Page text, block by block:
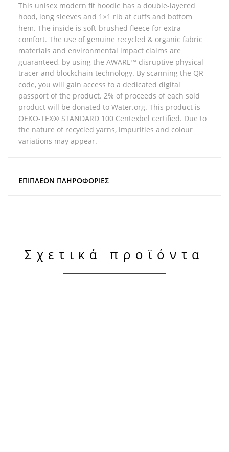
This unisex modern fit hoodie has a double-layered
hood, long sleeves and 1×1 rib at cuffs and bottom
hem. The inside is soft-brushed fleece for extra
comfort. The use of genuine recycled & organic fabric
materials and environmental impact claims are
guaranteed, by using the AWARE™ disruptive physical
tracer and blockchain technology. By scanning the QR
code, you will gain access to a dedicated digital
passport of the product. 2% of proceeds of each sold
product will be donated to Water.org. This product is
OEKO-TEX® STANDARD 100 Centexbel certified. Due to
the nature of recycled yarns, impurities and colour
variations may appear.
ΕΠΙΠΛΈΟΝ ΠΛΗΡΟΦΟΡΊΕΣ
Σχετικά προϊόντα